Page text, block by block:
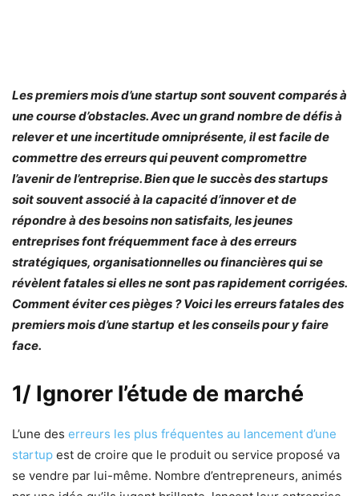
Les premiers mois d’une startup sont souvent comparés à
une course d’obstacles. Avec un grand nombre de défis à
relever et une incertitude omniprésente, il est facile de
commettre des erreurs qui peuvent compromettre
l’avenir de l’entreprise. Bien que le succès des startups
soit souvent associé à la capacité d’innover et de
répondre à des besoins non satisfaits, les jeunes
entreprises font fréquemment face à des erreurs
stratégiques, organisationnelles ou financières qui se
révèlent fatales si elles ne sont pas rapidement corrigées.
Comment éviter ces pièges ? Voici les erreurs fatales des
premiers mois d’une startup et les conseils pour y faire
face.
1/ Ignorer l’étude de marché
L’une des erreurs les plus fréquentes au lancement d’une
startup est de croire que le produit ou service proposé va
se vendre par lui-même. Nombre d’entrepreneurs, animés